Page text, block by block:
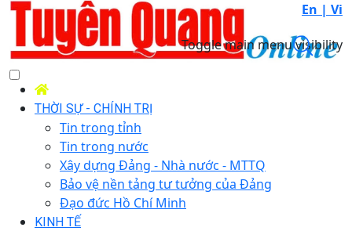
En | Vi
Toggle main menu visibility
THỜI SỰ - CHÍNH TRỊ
Tin trong tỉnh
Tin trong nước
Xây dựng Đảng - Nhà nước - MTTQ
Bảo vệ nền tảng tư tưởng của Đảng
Đạo đức Hồ Chí Minh
KINH TẾ